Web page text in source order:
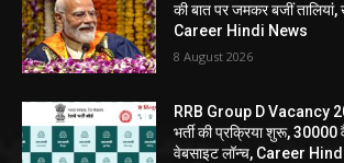
की बात पर जमकर बजीं
Career Hindi News
8 August 2026
RRB Group D Vacancy
भर्ती की प्रक्रिया शुरू,
वेबसाइट लॉन्च, Career